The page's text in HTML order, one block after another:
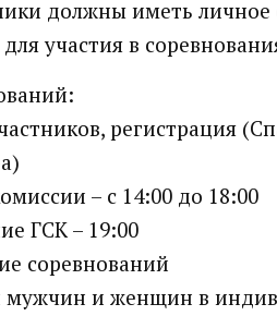
должны иметь личное
участия в
регистрация
– с 14:00 до 18:00
ГСК – 19:00
соревнований
мужчин и женщин в